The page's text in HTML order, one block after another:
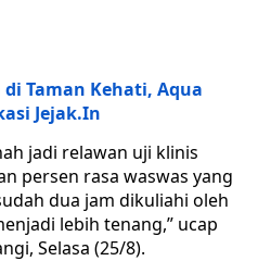
Taman Kehati, Aqua
Jejak.In
jadi relawan uji klinis
persen rasa waswas yang
dua jam dikuliahi oleh
lebih tenang,” ucap
Selasa (25/8).